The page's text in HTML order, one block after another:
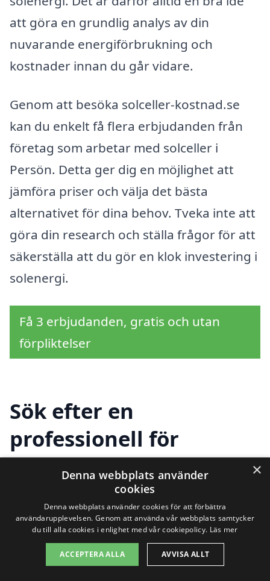
att göra en grundlig analys av din
nuvarande energiförbrukning och
kostnader innan du går vidare.
Genom att besöka solceller-kostnad.se
kan du enkelt få flera erbjudanden från
företag som arbetar med solceller i
Persön. Detta ger dig en möjlighet att
jämföra priser och välja det bästa
alternativet för dina behov. Tveka inte att
göra din research och ställa frågor för att
säkerställa att du gör en klok investering i
solenergi.
Få 3 erbjudanden, gratis och utan
förpliktelser
Sök efter en
professionell för
solceller i andra städer
nära Persön
Att installera solceller i Persön kan vara en
utmärkt investering för både
×
Denna webbplats använder
cookies
Denna webbplats använder cookies för att förbättra
användarupplevelsen. Genom att använda vår webbplats samtycker
du till alla cookies i enlighet med vår cookiepolicy. Läs mer
ACCEPTERA ALLA AVVISA ALLT